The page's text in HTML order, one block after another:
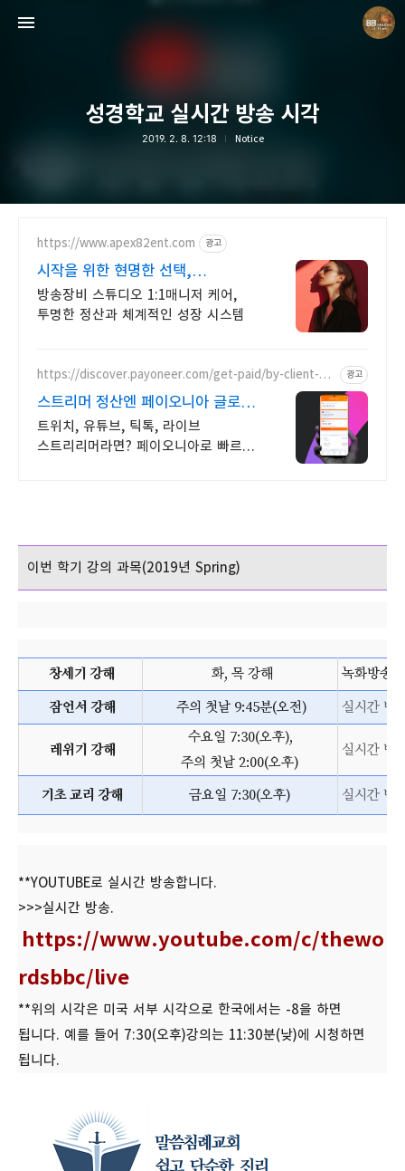
성경학교 실시간 방송 시각
2019. 2. 8. 12:18 Notice
https://www.apex82ent.com 광고
시작을 위한 현명한 선택,
크리에이터, BJ 상시 모집
방송장비 스튜디오 1:1매니저 케어,
투명한 정산과 체계적인 성장 시스템
https://discover.payoneer.com/get-paid/by-client-an
광고
스트리머 정산엔 페이오니아 글로벌
해외대금 수취 솔루션
트위치, 유튜브, 틱톡, 라이브
스트리리머라면? 페이오니아로 빠르게
이번 학기 강의 과목(2019년 Spring)
창세기 강해 화, 목 강해
녹화방송
잠언서 강해
주의 첫날 9:45분(오전) 실시간 방
레위기 강해
수요일 7:30(오후),
주의 첫날 2:00(오후)
실시간 방
기초 교리 강해 금요일 7:30(오후) 실시간 방
**YOUTUBE로 실시간 방송합니다.
>>>실시간 방송.
https://www.youtube.com/c/thewo
rdsbbc/live
**위의 시각은 미국 서부 시각으로 한국에서는 -8을 하면
됩니다. 예를 들어 7:30(오후)강의는 11:30분(낮)에 시청하면
됩니다.
Believing Bible Studies